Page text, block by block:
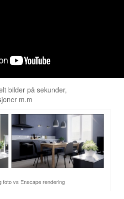
bilder på sekunder,
m.m
foto vs Enscape rendering